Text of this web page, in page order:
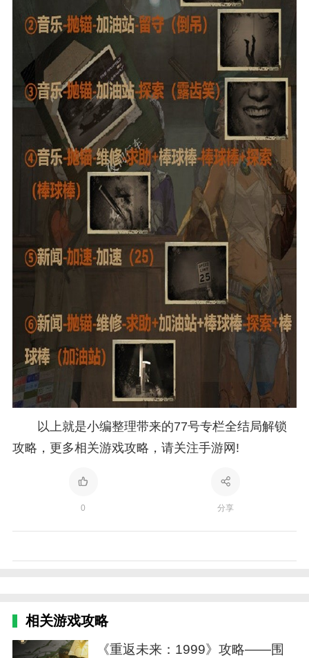
以上就是小编整理带来的77号专栏全结局解锁
攻略，更多相关游戏攻略，请关注手游网!
0 分享
相关游戏攻略
《重返未来：1999》攻略——围